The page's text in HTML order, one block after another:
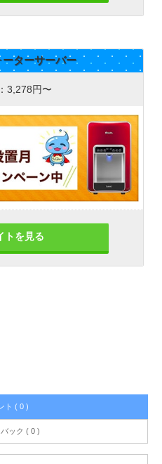
ターサーバー
3,278円〜
トを見る
ト ( 0 )
バック ( 0 )